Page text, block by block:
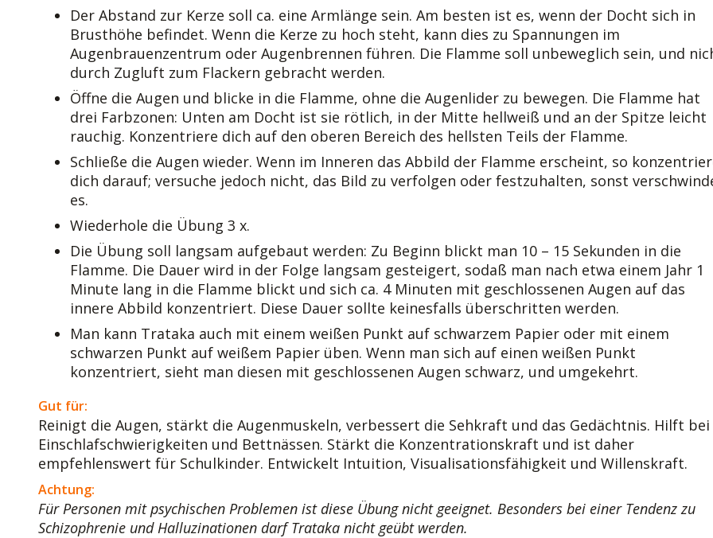
Der Abstand zur Kerze soll ca. eine Armlänge sein. Am besten ist es, wenn der Docht sich in
Brusthöhe befindet. Wenn die Kerze zu hoch steht, kann dies zu Spannungen im
Augenbrauenzentrum oder Augenbrennen führen. Die Flamme soll unbeweglich sein, und
durch Zugluft zum Flackern gebracht werden.
Öffne die Augen und blicke in die Flamme, ohne die Augenlider zu bewegen. Die Flamme hat
drei Farbzonen: Unten am Docht ist sie rötlich, in der Mitte hellweiß und an der Spitze leicht
rauchig. Konzentriere dich auf den oberen Bereich des hellsten Teils der Flamme.
Schließe die Augen wieder. Wenn im Inneren das Abbild der Flamme erscheint, so
dich darauf; versuche jedoch nicht, das Bild zu verfolgen oder festzuhalten, sonst
es.
Wiederhole die Übung 3 x.
Die Übung soll langsam aufgebaut werden: Zu Beginn blickt man 10 – 15 Sekunden in die
Flamme. Die Dauer wird in der Folge langsam gesteigert, sodaß man nach etwa einem Jahr 1
Minute lang in die Flamme blickt und sich ca. 4 Minuten mit geschlossenen Augen auf das
innere Abbild konzentriert. Diese Dauer sollte keinesfalls überschritten werden.
Man kann Trataka auch mit einem weißen Punkt auf schwarzem Papier oder mit einem
schwarzen Punkt auf weißem Papier üben. Wenn man sich auf einen weißen Punkt
konzentriert, sieht man diesen mit geschlossenen Augen schwarz, und umgekehrt.
Gut für:
Reinigt die Augen, stärkt die Augenmuskeln, verbessert die Sehkraft und das Gedächtnis. Hilft bei
Einschlafschwierigkeiten und Bettnässen. Stärkt die Konzentrationskraft und ist daher
empfehlenswert für Schulkinder. Entwickelt Intuition, Visualisationsfähigkeit und Willenskraft.
Achtung:
Für Personen mit psychischen Problemen ist diese Übung nicht geeignet. Besonders bei einer Tendenz zu
Schizophrenie und Halluzinationen darf Trataka nicht geübt werden.